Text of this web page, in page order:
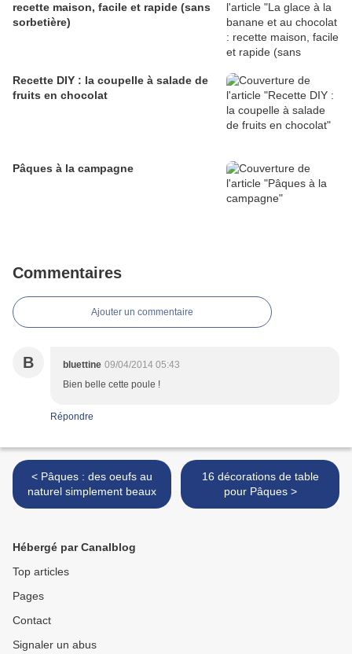
recette maison, facile et rapide (sans
sorbetière)
Recette DIY : la coupelle à salade de
fruits en chocolat
Pâques à la campagne
Commentaires
Ajouter un commentaire
B bluettine 09/04/2014 05:43
Bien belle cette poule !
Répondre
< Pâques : des oeufs au
naturel simplement beaux
16 décorations de table
pour Pâques >
Hébergé par Canalblog
Top articles
Pages
Contact
Signaler un abus